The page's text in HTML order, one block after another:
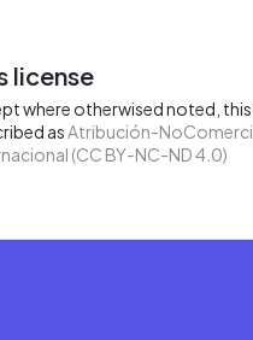
license
where otherwised noted, this
as Atribución-
(CC BY-NC-ND 4.0)